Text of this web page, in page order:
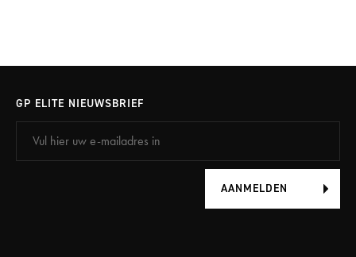
GP ELITE NIEUWSBRIEF
AANMELDEN